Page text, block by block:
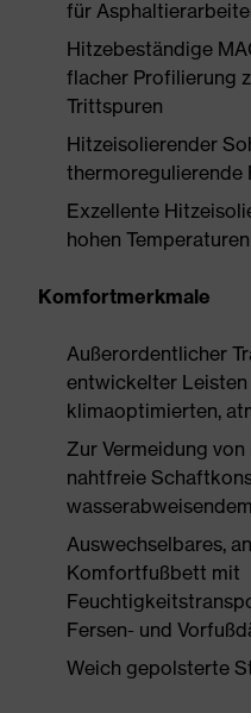
für
Hitzebeständige
flacher Profilierung
Trittspuren
Hitzeisolierender
thermoregulierende
Exzellente
hohen Temperaturen
Komfortmerkmale
Außerordentlicher
entwickelter
klimaoptimierten,
Zur Vermeidung
nahtfreie
Auswechselbares,
Komfortfußbett mit
Fersen- und
Weich gepolsterte